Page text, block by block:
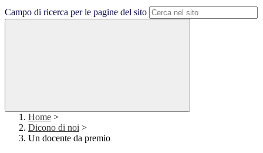
Campo di ricerca per le pagine del sito
Home >
Dicono di noi >
Un docente da premio